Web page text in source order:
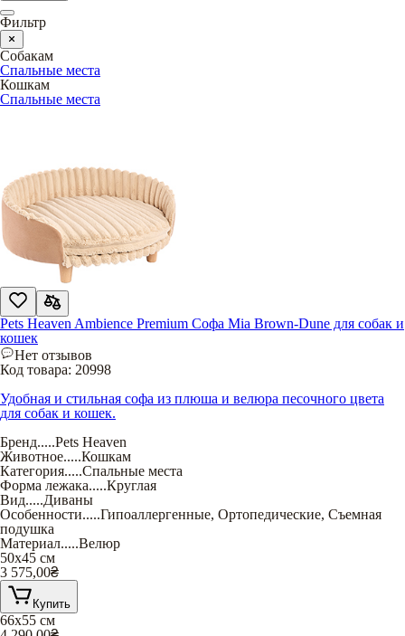
Фильтр
Собакам
Спальные места
Кошкам
Спальные места
Pets Heaven Ambience Premium Софа Mia Brown-Dune для собак и
кошек
Нет отзывов
Код товара: 20998
Удобная и стильная софа из плюша и велюра песочного цвета
для собак и кошек.
Бренд.....Pets Heaven
Животное.....Кошкам
Категория.....Спальные места
Форма лежака.....Круглая
Вид.....Диваны
Особенности.....Гипоаллергенные, Ортопедические, Съемная
подушка
Материал.....Велюр
50х45 см
3 575,00₴
Купить
66х55 см